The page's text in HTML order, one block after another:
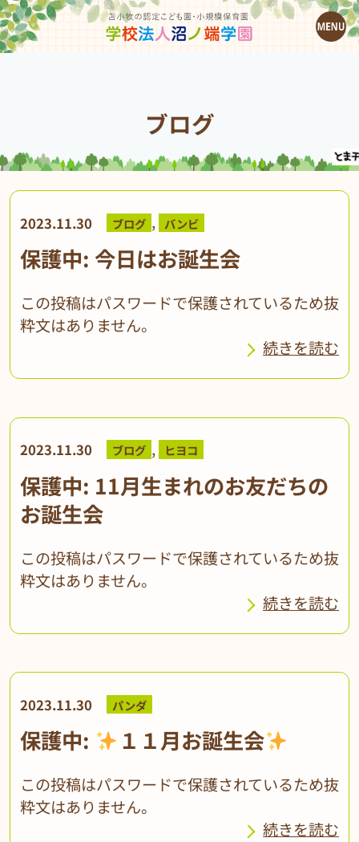
ブログ
2023.11.30 ブログ , バンビ
保護中: 今日はお誕生会
この投稿はパスワードで保護されているため抜
粋文はありません。
続きを読む
2023.11.30 ブログ , ヒヨコ
保護中: 11月生まれのお友だちの
お誕生会
この投稿はパスワードで保護されているため抜
粋文はありません。
続きを読む
2023.11.30 パンダ
保護中: １１月お誕生会
この投稿はパスワードで保護されているため抜
粋文はありません。
続きを読む